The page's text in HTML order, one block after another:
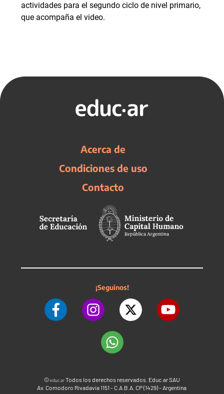
actividades para el segundo ciclo de nivel primario,
que acompaña el video.
Acerca de
Condiciones de uso
Contacto
¡Seguinos!
©educ.arTodos los derechos reservados. Educ.ar SAU
Av. Comodoro Rivadavia 1151 - C.A.B.A. CP (1429) - Argentina